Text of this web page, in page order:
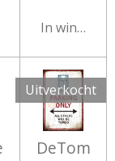
In
Uitverkocht
DeTom